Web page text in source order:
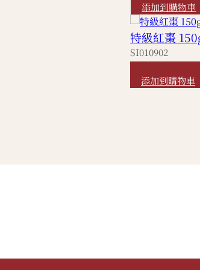
添加到購物車
特級紅棗
SI010902
HKD 40
添加到購物車